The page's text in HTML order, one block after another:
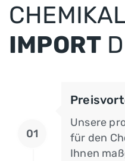
IMPORT
01
Unsere
für den
Ihnen